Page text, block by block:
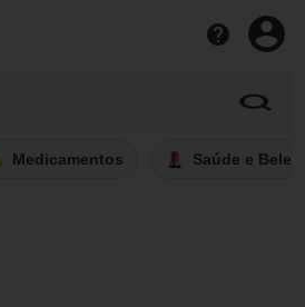
Medicamentos Saúde e